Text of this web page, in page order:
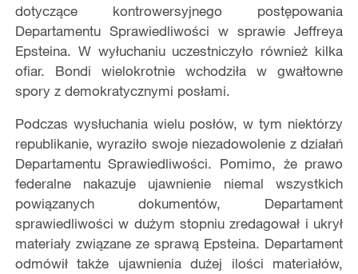
dotyczące kontrowersyjnego postępowania
Departamentu Sprawiedliwości w sprawie Jeffreya
Epsteina. W wyłuchaniu uczestniczyło również kilka
ofiar. Bondi wielokrotnie wchodziła w gwałtowne
spory z demokratycznymi posłami.
Podczas wysłuchania wielu posłów, w tym niektórzy
republikanie, wyraziło swoje niezadowolenie z działań
Departamentu Sprawiedliwości. Pomimo, że prawo
federalne nakazuje ujawnienie niemal wszystkich
powiązanych dokumentów, Departament
sprawiedliwości w dużym stopniu zredagował i ukrył
materiały związane ze sprawą Epsteina. Departament
odmówił także ujawnienia dużej ilości materiałów,